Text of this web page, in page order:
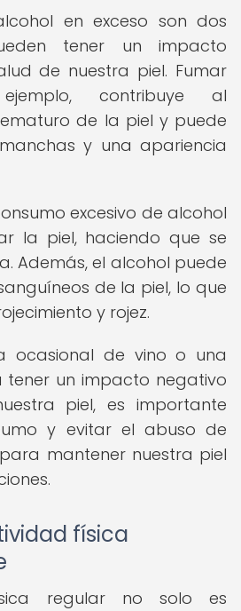
en exceso son dos
tener un impacto
de nuestra piel. Fumar
contribuye al
de la piel y puede
y una apariencia
excesivo de alcohol
la piel, haciendo que se
Además, el alcohol puede
de la piel, lo que
y rojez.
ocasional de vino o una
tener un impacto negativo
piel, es importante
y evitar el abuso de
mantener nuestra piel
física
regular no solo es